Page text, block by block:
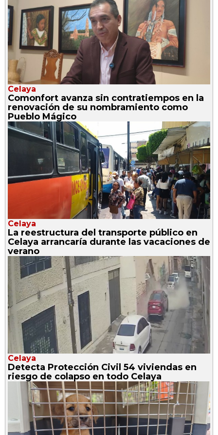
Celaya
Comonfort avanza sin contratiempos en la
renovación de su nombramiento como
Pueblo Mágico
Celaya
La reestructura del transporte público en
Celaya arrancaría durante las vacaciones de
verano
Celaya
Detecta Protección Civil 54 viviendas en
riesgo de colapso en todo Celaya